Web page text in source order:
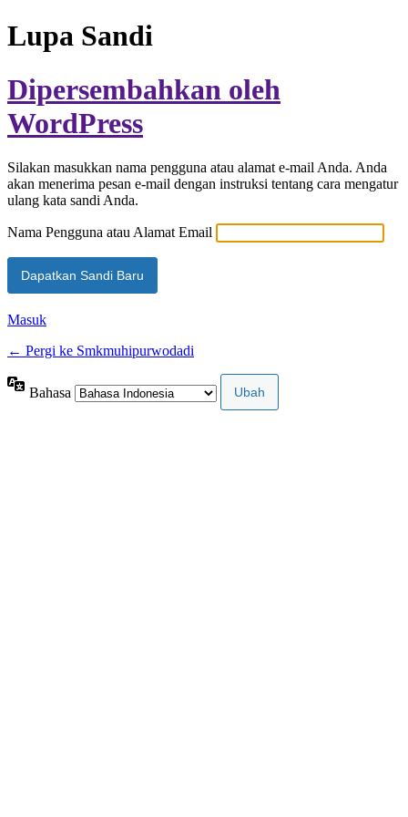
Lupa Sandi
Dipersembahkan oleh
WordPress
Silakan masukkan nama pengguna atau alamat e-mail Anda. Anda
akan menerima pesan e-mail dengan instruksi tentang cara mengatur
ulang kata sandi Anda.
Nama Pengguna atau Alamat Email
Masuk
← Pergi ke Smkmuhipurwodadi
Bahasa